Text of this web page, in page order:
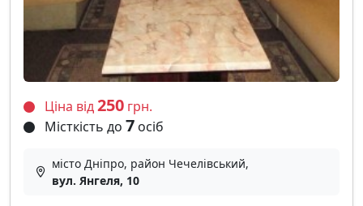
Ціна від250 грн.
Місткість до 7 осіб
місто Дніпро, район Чечелівський,
вул. Янгеля, 10